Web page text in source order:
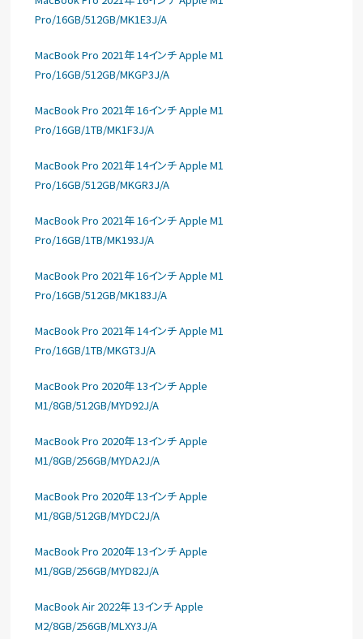
Pro/16GB/512GB/MK1E3J/A
MacBook Pro 2021年 14インチ Apple M1
Pro/16GB/512GB/MKGP3J/A
MacBook Pro 2021年 16インチ Apple M1
Pro/16GB/1TB/MK1F3J/A
MacBook Pro 2021年 14インチ Apple M1
Pro/16GB/512GB/MKGR3J/A
MacBook Pro 2021年 16インチ Apple M1
Pro/16GB/1TB/MK193J/A
MacBook Pro 2021年 16インチ Apple M1
Pro/16GB/512GB/MK183J/A
MacBook Pro 2021年 14インチ Apple M1
Pro/16GB/1TB/MKGT3J/A
MacBook Pro 2020年 13インチ Apple
M1/8GB/512GB/MYD92J/A
MacBook Pro 2020年 13インチ Apple
M1/8GB/256GB/MYDA2J/A
MacBook Pro 2020年 13インチ Apple
M1/8GB/512GB/MYDC2J/A
MacBook Pro 2020年 13インチ Apple
M1/8GB/256GB/MYD82J/A
MacBook Air 2022年 13インチ Apple
M2/8GB/256GB/MLXY3J/A